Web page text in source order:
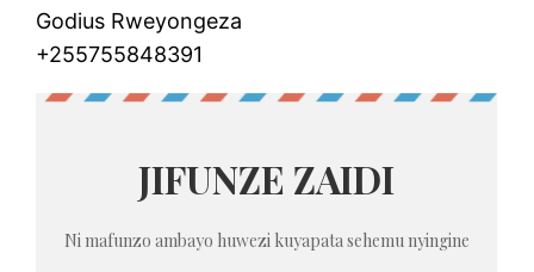
Godius Rweyongeza
+255755848391